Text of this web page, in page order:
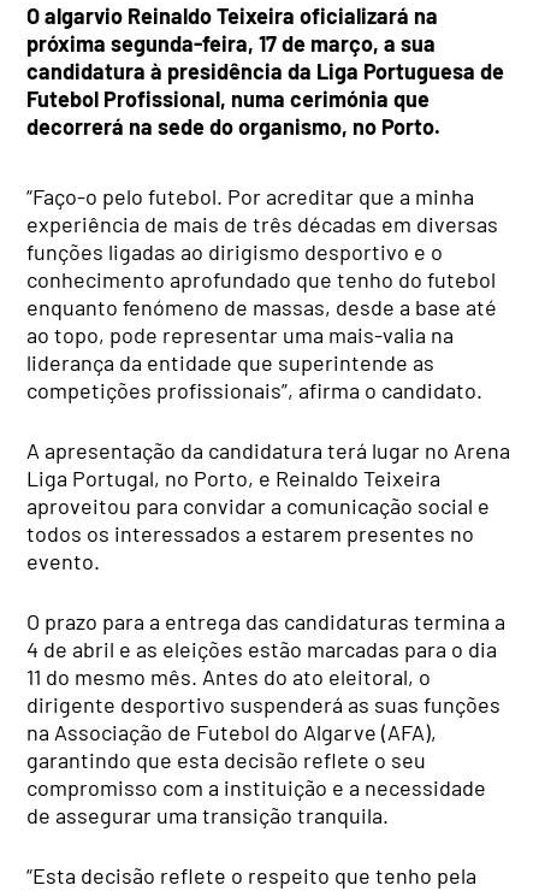
O algarvio Reinaldo Teixeira oficializará na
próxima segunda-feira, 17 de março, a sua
candidatura à presidência da Liga Portuguesa de
Futebol Profissional, numa cerimónia que
decorrerá na sede do organismo, no Porto.
“Faço-o pelo futebol. Por acreditar que a minha
experiência de mais de três décadas em diversas
funções ligadas ao dirigismo desportivo e o
conhecimento aprofundado que tenho do futebol
enquanto fenómeno de massas, desde a base até
ao topo, pode representar uma mais-valia na
liderança da entidade que superintende as
competições profissionais”, afirma o candidato.
A apresentação da candidatura terá lugar no Arena
Liga Portugal, no Porto, e Reinaldo Teixeira
aproveitou para convidar a comunicação social e
todos os interessados a estarem presentes no
evento.
O prazo para a entrega das candidaturas termina a
4 de abril e as eleições estão marcadas para o dia
11 do mesmo mês. Antes do ato eleitoral, o
dirigente desportivo suspenderá as suas funções
na Associação de Futebol do Algarve (AFA),
garantindo que esta decisão reflete o seu
compromisso com a instituição e a necessidade
de assegurar uma transição tranquila.
“Esta decisão reflete o respeito que tenho pela